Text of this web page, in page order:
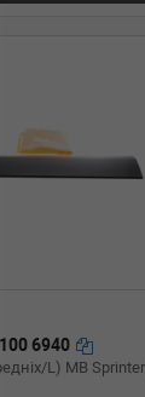
100 6940
L) MB